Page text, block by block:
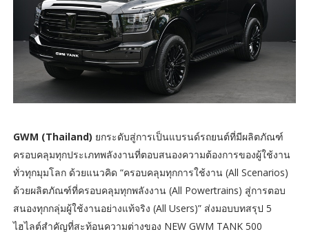
GWM (Thailand) ยกระดับสู่การเป็นแบรนด์รถยนต์ที่มีผลิตภัณฑ์
ครอบคลุมทุกประเภทพลังงานที่ตอบสนองความต้องการของผู้ใช้งาน
ทั่วทุกมุมโลก ด้วยแนวคิด “ครอบคลุมทุกการใช้งาน (All Scenarios)
ด้วยผลิตภัณฑ์ที่ครอบคลุมทุกพลังงาน (All Powertrains) สู่การตอบ
สนองทุกกลุ่มผู้ใช้งานอย่างแท้จริง (All Users)” ส่งมอบบทสรุป 5
ไฮไลต์สำคัญที่สะท้อนความต่างของ NEW GWM TANK 500